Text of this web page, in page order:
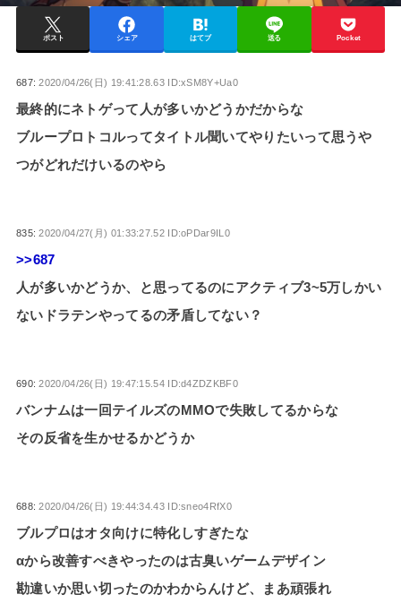
ポスト シェア はてブ 送る Pocket
687:2020/04/26(日) 19:41:28.63 ID:xSM8Y+Ua0
最終的にネトゲって人が多いかどうかだからな
ブループロトコルってタイトル聞いてやりたいって思うや
つがどれだけいるのやら
835:2020/04/27(月) 01:33:27.52 ID:oPDar9IL0
>>687
人が多いかどうか、と思ってるのにアクティブ3~5万しかい
ないドラテンやってるの矛盾してない？
690:2020/04/26(日) 19:47:15.54 ID:d4ZDZKBF0
バンナムは一回テイルズのMMOで失敗してるからな
その反省を生かせるかどうか
688:2020/04/26(日) 19:44:34.43 ID:sneo4RfX0
ブルプロはオタ向けに特化しすぎたな
αから改善すべきやったのは古臭いゲームデザイン
勘違いか思い切ったのかわからんけど、まあ頑張れ